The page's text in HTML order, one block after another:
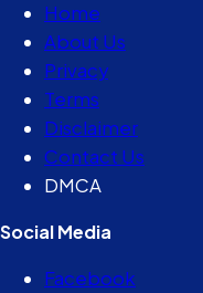
Home
About Us
Privacy
Terms
Disclaimer
Contact Us
DMCA
Social Media
Facebook